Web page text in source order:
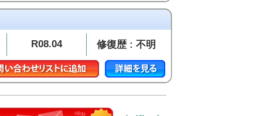
R08.04 修復歴 : 不明